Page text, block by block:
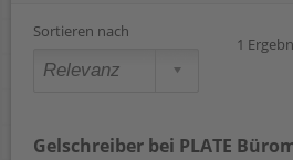
Sortieren nach
1
Gelschreiber bei PLATE